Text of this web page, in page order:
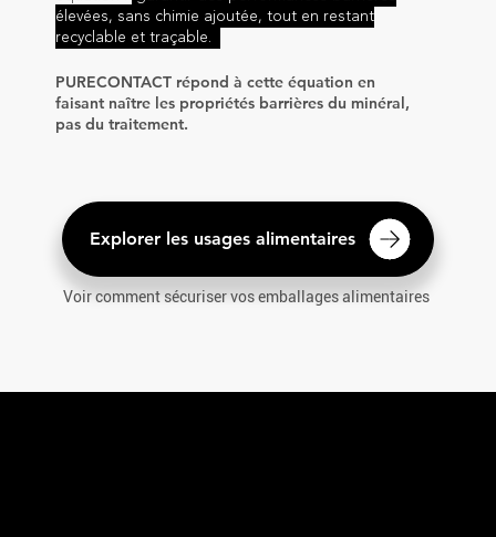
élevées, sans chimie ajoutée, tout en restant
recyclable et traçable.
PURECONTACT répond à cette équation en
faisant naître les propriétés barrières du minéral,
pas du traitement.
Voir comment sécuriser vos emballages alimentaires